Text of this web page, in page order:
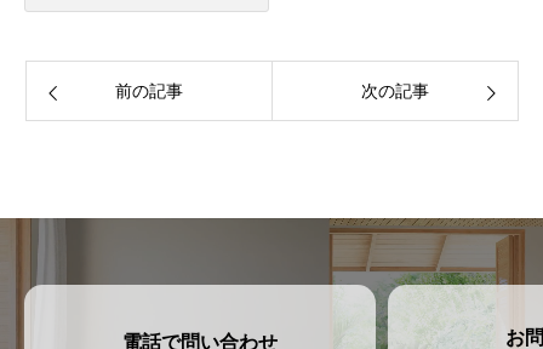
前の記事 次の記事
電話で問い合わせ お